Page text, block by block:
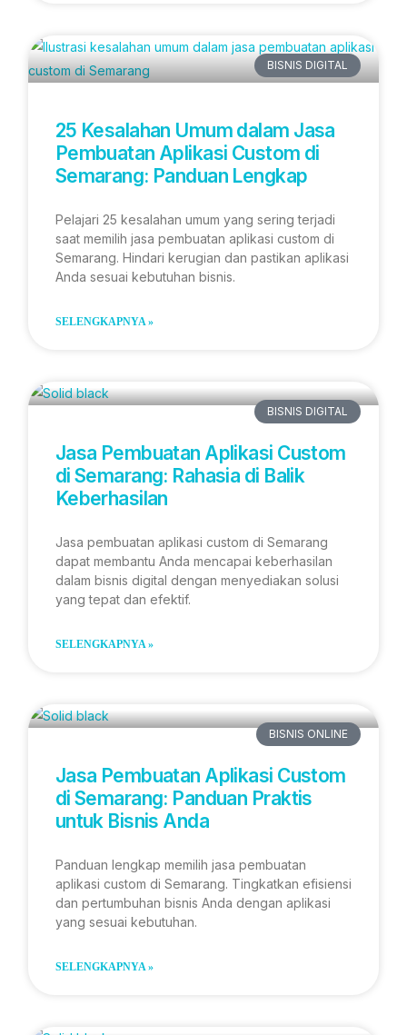
BISNIS DIGITAL
25 Kesalahan Umum dalam Jasa
Pembuatan Aplikasi Custom di
Semarang: Panduan Lengkap
Pelajari 25 kesalahan umum yang sering terjadi
saat memilih jasa pembuatan aplikasi custom di
Semarang. Hindari kerugian dan pastikan aplikasi
Anda sesuai kebutuhan bisnis.
SELENGKAPNYA »
BISNIS DIGITAL
Jasa Pembuatan Aplikasi Custom
di Semarang: Rahasia di Balik
Keberhasilan
Jasa pembuatan aplikasi custom di Semarang
dapat membantu Anda mencapai keberhasilan
dalam bisnis digital dengan menyediakan solusi
yang tepat dan efektif.
SELENGKAPNYA »
BISNIS ONLINE
Jasa Pembuatan Aplikasi Custom
di Semarang: Panduan Praktis
untuk Bisnis Anda
Panduan lengkap memilih jasa pembuatan
aplikasi custom di Semarang. Tingkatkan efisiensi
dan pertumbuhan bisnis Anda dengan aplikasi
yang sesuai kebutuhan.
SELENGKAPNYA »